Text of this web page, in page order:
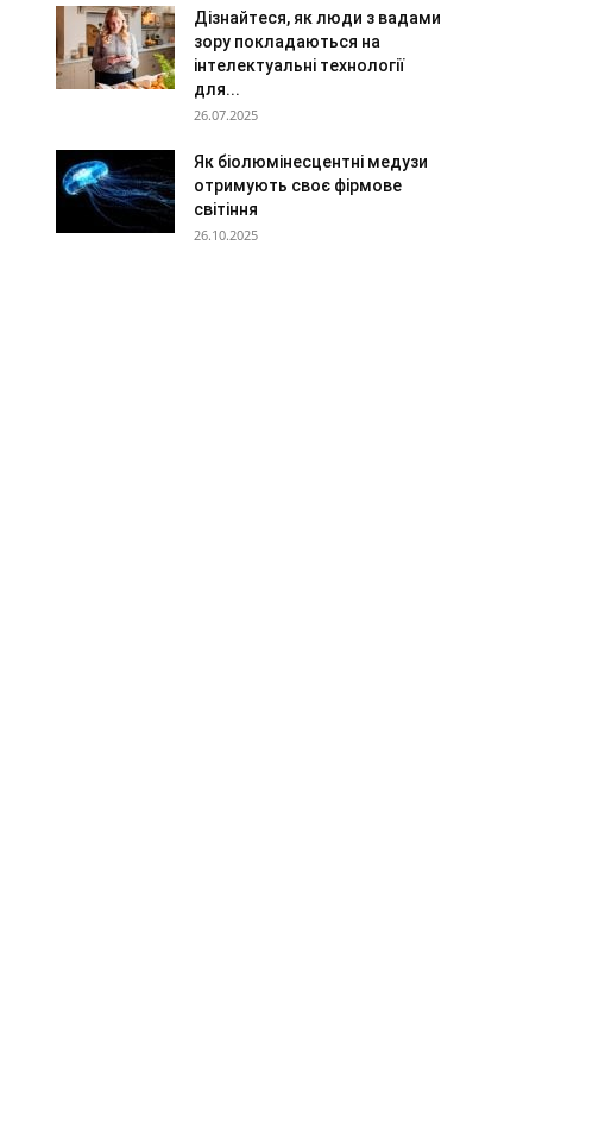
Дізнайтеся, як люди з вадами
зору покладаються на
інтелектуальні технології
для...
26.07.2025
Як біолюмінесцентні медузи
отримують своє фірмове
світіння
26.10.2025